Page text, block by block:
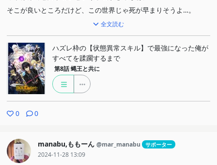
そこが良いところだけど、この世界じゃ死が早まりそうよ…。
黒竜騎士団を倒したと乗っかってきた新興宗教はなんか傍若無人な
ふるまいね。
調子乗り過ぎと言うか、それだけの実績になるんかね、やっぱ。
司祭はちょっとできそうな感じだけど、まぁパラライズされそうだ
なぁw
全文読む
ハズレ枠の【状態異常スキル】で最強になった俺が
すべてを蹂躙するまで
第8話 蝿王と共に
0 0
manabu,ももーん @mar_manabu サポーター
2024-11-28 13:09